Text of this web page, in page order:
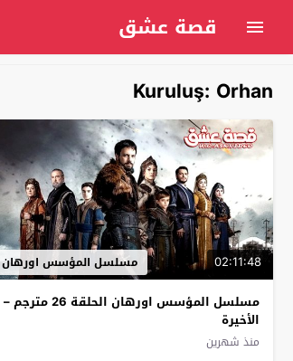
قصة عشق
Kuruluş: Orhan
02:11:48 مسلسل المؤسس اورهان
مسلسل المؤسس اورهان الحلقة 26 مترجم –
الأخيرة
منذ شهرين